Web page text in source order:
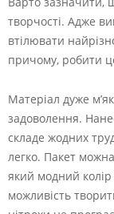
творчості. Адже
втілювати
причому, робити
Матеріал дуже
задоволення.
складе жодних
легко. Пакет
який модний
можливість